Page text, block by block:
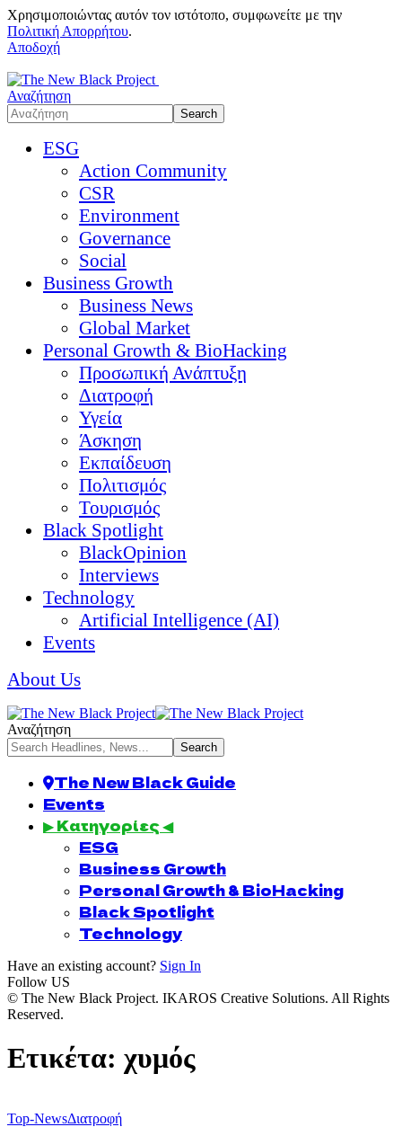
Χρησιμοποιώντας αυτόν τον ιστότοπο, συμφωνείτε με την
Πολιτική Απορρήτου.
Αποδοχή
Αναζήτηση
ESG
Action Community
CSR
Environment
Governance
Social
Business Growth
Business News
Global Market
Personal Growth & BioHacking
Προσωπική Ανάπτυξη
Διατροφή
Υγεία
Άσκηση
Εκπαίδευση
Πολιτισμός
Τουρισμός
Black Spotlight
BlackOpinion
Interviews
Technology
Artificial Intelligence (AI)
Events
About Us
Αναζήτηση
The New Black Guide
Events
▶ Κατηγορίες ◀
ESG
Business Growth
Personal Growth & BioHacking
Black Spotlight
Technology
Have an existing account? Sign In
Follow US
© The New Black Project. IKAROS Creative Solutions. All Rights
Reserved.
Ετικέτα: χυμός
Top-NewsΔιατροφή